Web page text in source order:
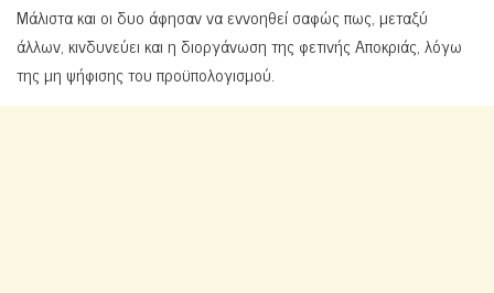
Μάλιστα και οι δυο άφησαν να εννοηθεί σαφώς πως, μεταξύ
άλλων, κινδυνεύει και η διοργάνωση της φετινής Αποκριάς, λόγω
της μη ψήφισης του προϋπολογισμού.